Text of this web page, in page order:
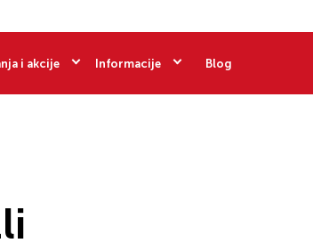
i akcije Informacije Blog